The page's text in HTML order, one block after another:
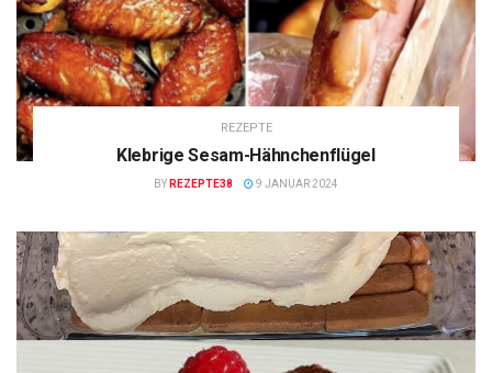
REZEPTE
Klebrige Sesam-Hähnchenflügel
BY REZEPTE38 9 JANUAR 2024